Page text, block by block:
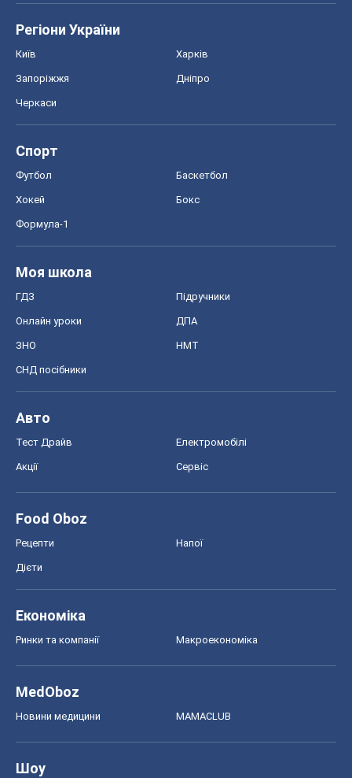
Регіони України
Київ Харків
Запоріжжя Дніпро
Черкаси
Спорт
Футбол Баскетбол
Хокей Бокс
Формула-1
Моя школа
ГДЗ Підручники
Онлайн уроки ДПА
ЗНО НМТ
СНД посібники
Авто
Тест Драйв Електромобілі
Акції Сервіс
Food Oboz
Рецепти Напої
Дієти
Економіка
Ринки та компанії Макроекономіка
MedOboz
Новини медицини MAMACLUB
Шоу